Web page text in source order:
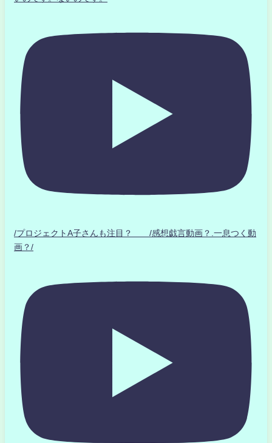
/プロジェクトA子さんも注目？ /感想戯言動画？.一息つく動
画？/